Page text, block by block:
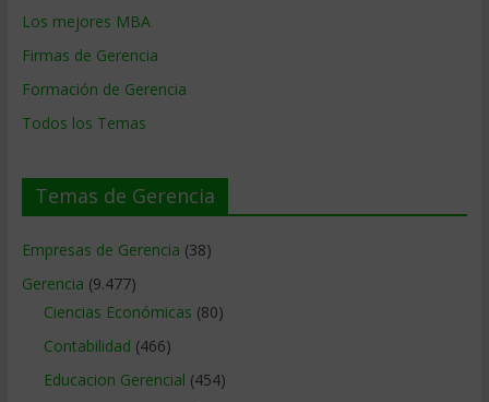
Los mejores MBA
Firmas de Gerencia
Formación de Gerencia
Todos los Temas
Temas de Gerencia
Empresas de Gerencia (38)
Gerencia (9.477)
Ciencias Económicas (80)
Contabilidad (466)
Educacion Gerencial (454)